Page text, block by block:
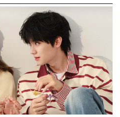
ย สู่ระบบดูแลตลอดชีวิต
ธิบดี เกิดขึ้นจากแนวคิดว่า ผู้
อเนื่องตลอดชีวิต ไม่ใช่เพียง